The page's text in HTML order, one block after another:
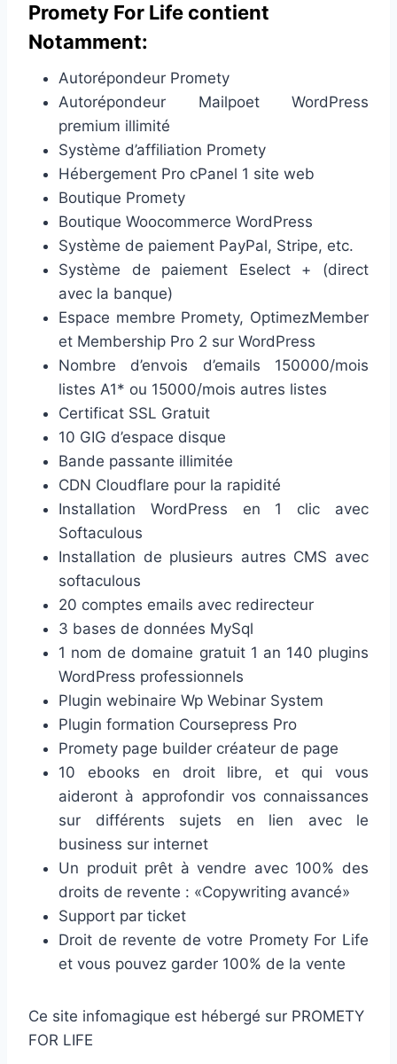
Promety For Life contient
Notamment:
Autorépondeur Promety
Autorépondeur Mailpoet WordPress
premium illimité
Système d’affiliation Promety
Hébergement Pro cPanel 1 site web
Boutique Promety
Boutique Woocommerce WordPress
Système de paiement PayPal, Stripe, etc.
Système de paiement Eselect + (direct
avec la banque)
Espace membre Promety, OptimezMember
et Membership Pro 2 sur WordPress
Nombre d’envois d’emails 150000/mois
listes A1* ou 15000/mois autres listes
Certificat SSL Gratuit
10 GIG d’espace disque
Bande passante illimitée
CDN Cloudflare pour la rapidité
Installation WordPress en 1 clic avec
Softaculous
Installation de plusieurs autres CMS avec
softaculous
20 comptes emails avec redirecteur
3 bases de données MySql
1 nom de domaine gratuit 1 an 140 plugins
WordPress professionnels
Plugin webinaire Wp Webinar System
Plugin formation Coursepress Pro
Promety page builder créateur de page
10 ebooks en droit libre, et qui vous
aideront à approfondir vos connaissances
sur différents sujets en lien avec le
business sur internet
Un produit prêt à vendre avec 100% des
droits de revente : «Copywriting avancé»
Support par ticket
Droit de revente de votre Promety For Life
et vous pouvez garder 100% de la vente
Ce site infomagique est hébergé sur PROMETY
FOR LIFE